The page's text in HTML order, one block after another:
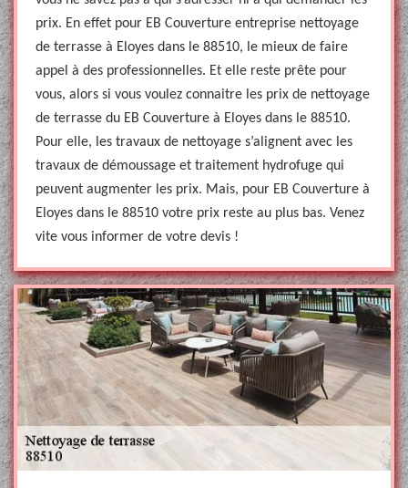
prix. En effet pour EB Couverture entreprise nettoyage
de terrasse à Eloyes dans le 88510, le mieux de faire
appel à des professionnelles. Et elle reste prête pour
vous, alors si vous voulez connaitre les prix de nettoyage
de terrasse du EB Couverture à Eloyes dans le 88510.
Pour elle, les travaux de nettoyage s’alignent avec les
travaux de démoussage et traitement hydrofuge qui
peuvent augmenter les prix. Mais, pour EB Couverture à
Eloyes dans le 88510 votre prix reste au plus bas. Venez
vite vous informer de votre devis !